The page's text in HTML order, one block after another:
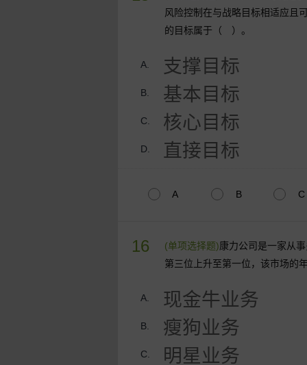
风险控制在与战略目标相适应且
的目标属于（ ）。
A. 支撑目标
B. 基本目标
C. 核心目标
D. 直接目标
A B C
16 (单项选择题)康力公司是一家从
第三位上升至第一位，该市场的
A. 现金牛业务
B. 瘦狗业务
C. 明星业务